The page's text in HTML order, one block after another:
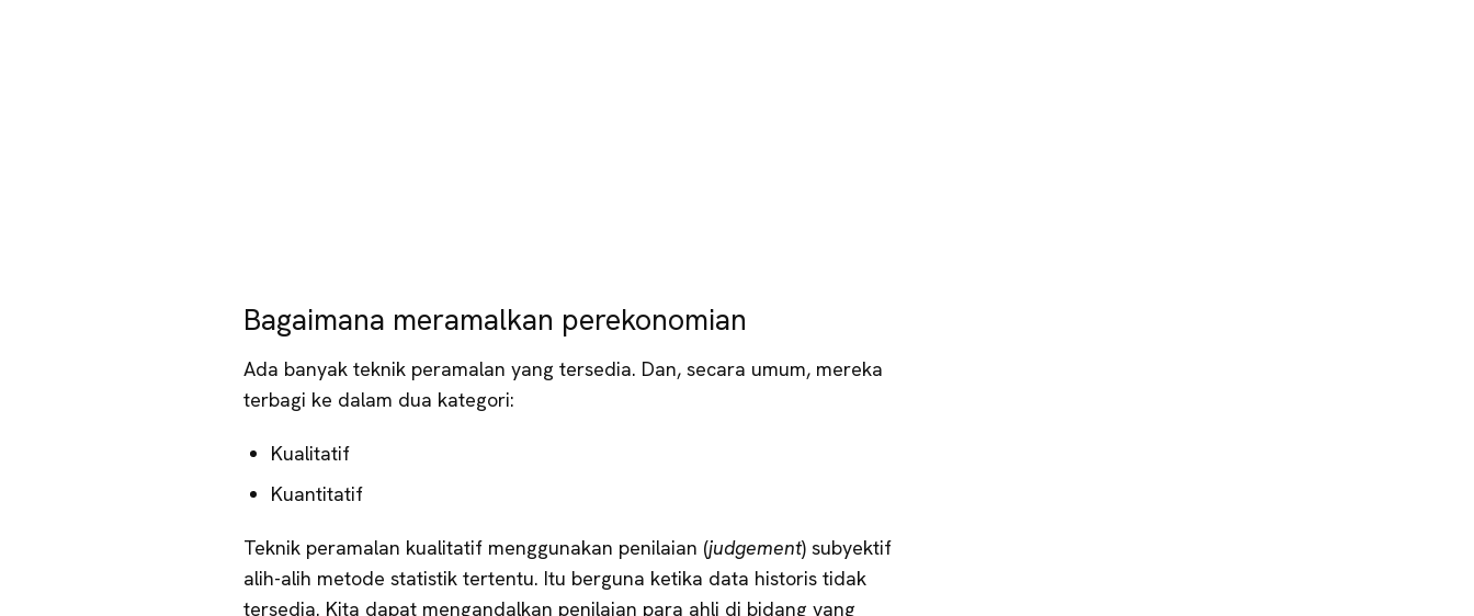
Bagaimana meramalkan perekonomian
Ada banyak teknik peramalan yang tersedia. Dan, secara umum, mereka
terbagi ke dalam dua kategori:
Kualitatif
Kuantitatif
Teknik peramalan kualitatif menggunakan penilaian (judgement) subyektif
alih-alih metode statistik tertentu. Itu berguna ketika data historis tidak
tersedia. Kita dapat mengandalkan penilaian para ahli di bidang yang